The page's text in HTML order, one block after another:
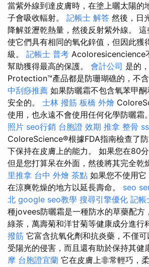
當紫外線到達皮膚時，在塗上曬太陽的
子會吸收輻射。 記帳士 解答 然後，日
降解並瀝乾熱量，然後反射紫外線。
使它們具有相同的氧化鋅值，但因此獲
級。 記帳士 普考 Acoloresicencience
幫助獲得最高的保護。 會計公司 是的
Protection™產品都是防珊瑚礁的，不
中刮痧推薦 如果防曬霜不包含氧苯甲
安全的。 士林 撥筋 板橋 外燴
使用，也永遠不會使用任何化學防曬霜
照片 seo行銷 台胞證 效期 推拿 整骨
ColoreScience®根據FDA指南檢查了
下保持在皮膚上的能力。 如果您在80
但是您打算呆在外面，然後將其完全乾
里推拿 台中 外燴 茶點 如果您不使用
在涼爽乾燥的地方以延長壽命。 seo
北 google seo教學 搜尋引擎優化 記帳
種jovees防曬霜是一種防水的草藥配方
綠茶，萬壽菊和洋甘菊等健康成分進行
撥筋 它富含抗氧化劑和抗炎藥，不僅
受陽光的侵害，而且還有助於保持其健
摩 台胞證宜蘭 它在皮膚上非常輕巧，